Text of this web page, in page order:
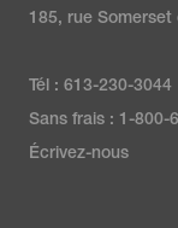
185, rue
Tél : 613-230-3044
Sans frais : 1-800-
Écrivez-nous